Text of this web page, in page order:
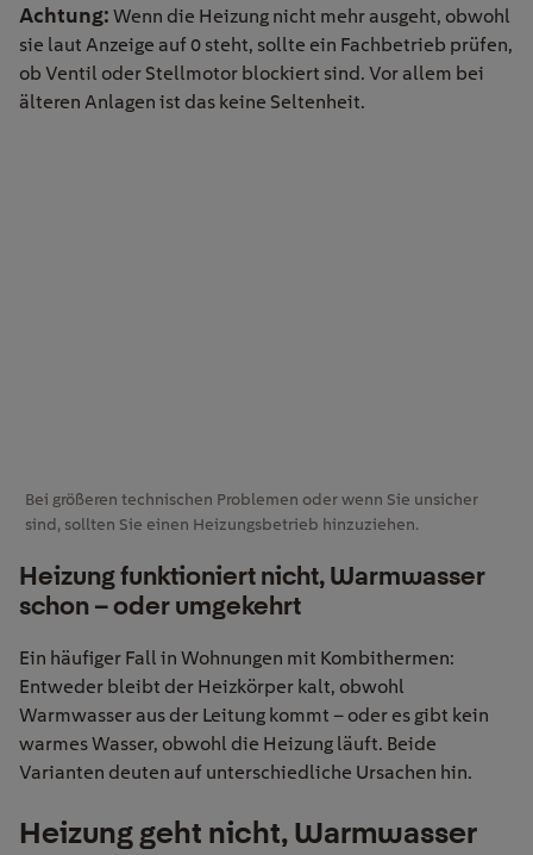
Achtung: Wenn die Heizung nicht mehr ausgeht, obwohl
sie laut Anzeige auf 0 steht, sollte ein Fachbetrieb prüfen,
ob Ventil oder Stellmotor blockiert sind. Vor allem bei
älteren Anlagen ist das keine Seltenheit.
Bei größeren technischen Problemen oder wenn Sie unsicher
sind, sollten Sie einen Heizungsbetrieb hinzuziehen.
Heizung funktioniert nicht, Warmwasser
schon – oder umgekehrt
Ein häufiger Fall in Wohnungen mit Kombithermen:
Entweder bleibt der Heizkörper kalt, obwohl
Warmwasser aus der Leitung kommt – oder es gibt kein
warmes Wasser, obwohl die Heizung läuft. Beide
Varianten deuten auf unterschiedliche Ursachen hin.
Heizung geht nicht, Warmwasser